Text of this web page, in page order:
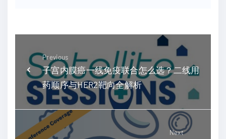
Previous
子宫内膜癌一线免疫联合怎么选？二线用
药顺序与HER2靶向全解析
Next